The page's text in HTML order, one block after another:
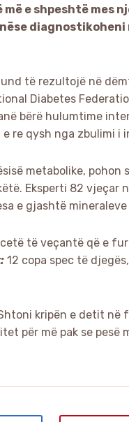
e shpeshtë mes
nëse
të rezultojë në
Diabetes
bërë hulumtime
re qysh nga zbulimi i
metabolike, pohon
Eksperti 82 vjeçar
e gjashtë
të veçantë që e
12 copa spec të
kripën e detit në
për më pak se